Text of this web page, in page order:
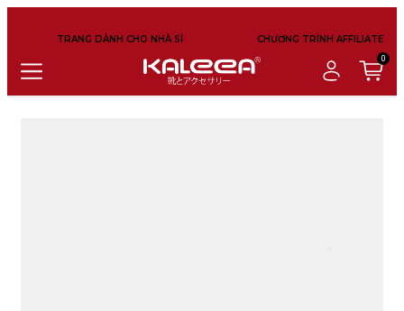
0
TRANG DÀNH CHO NHÀ SỈ CHƯƠNG TRÌNH AFFILIATE